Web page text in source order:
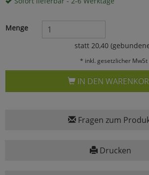
Menge
statt 20,40
* inkl. gesetzlicher MwSt
IN DEN
Fragen zum
Drucken
Cookies
Alle Akzeptieren
zurück zu